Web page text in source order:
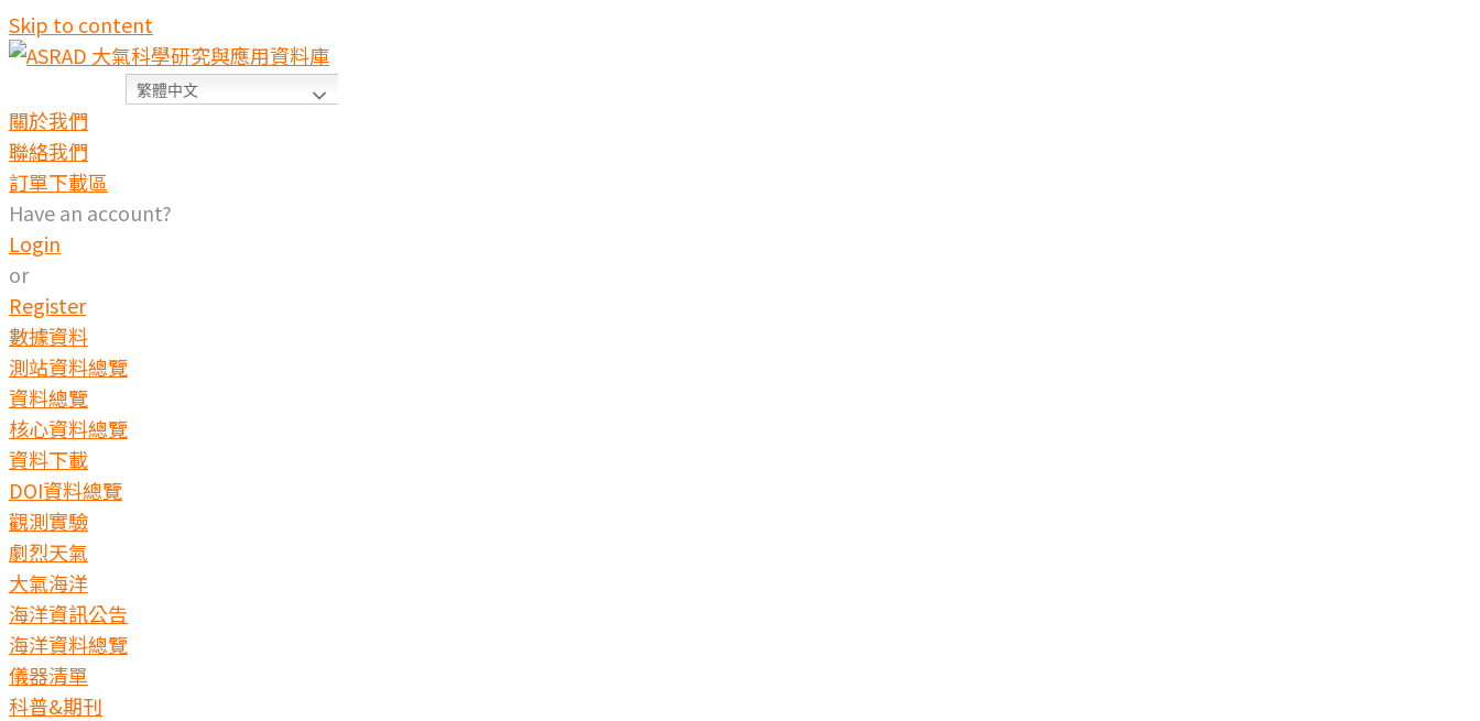
Skip to content
繁體中文
關於我們
聯絡我們
訂單下載區
Have an account?
Login
or
Register
數據資料
測站資料總覽
資料總覽
核心資料總覽
資料下載
DOI資料總覽
觀測實驗
劇烈天氣
大氣海洋
海洋資訊公告
海洋資料總覽
儀器清單
科普&期刊